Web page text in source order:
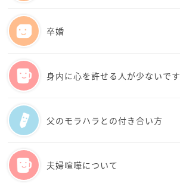
卒婚
身内に心を許せる人が少ないです
父のモラハラとの付き合い方
夫婦喧嘩について